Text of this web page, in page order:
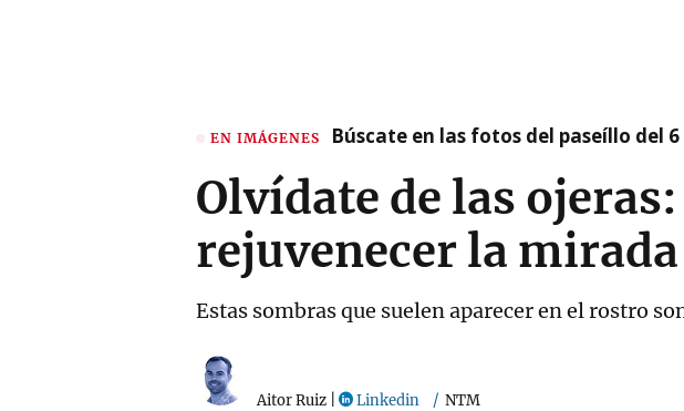
EN IMÁGENES Búscate en las fotos del paseíllo del
Olvídate de las
rejuvenecer la mirada
Estas sombras que suelen aparecer en el rostro
Aitor Ruiz Linkedin NTM